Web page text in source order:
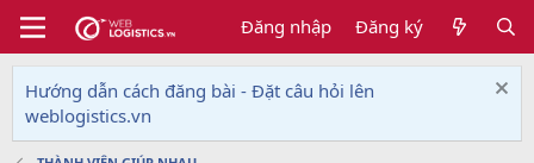
Đăng nhập Đăng ký
Hướng dẫn cách đăng bài - Đặt câu hỏi lên
weblogistics.vn